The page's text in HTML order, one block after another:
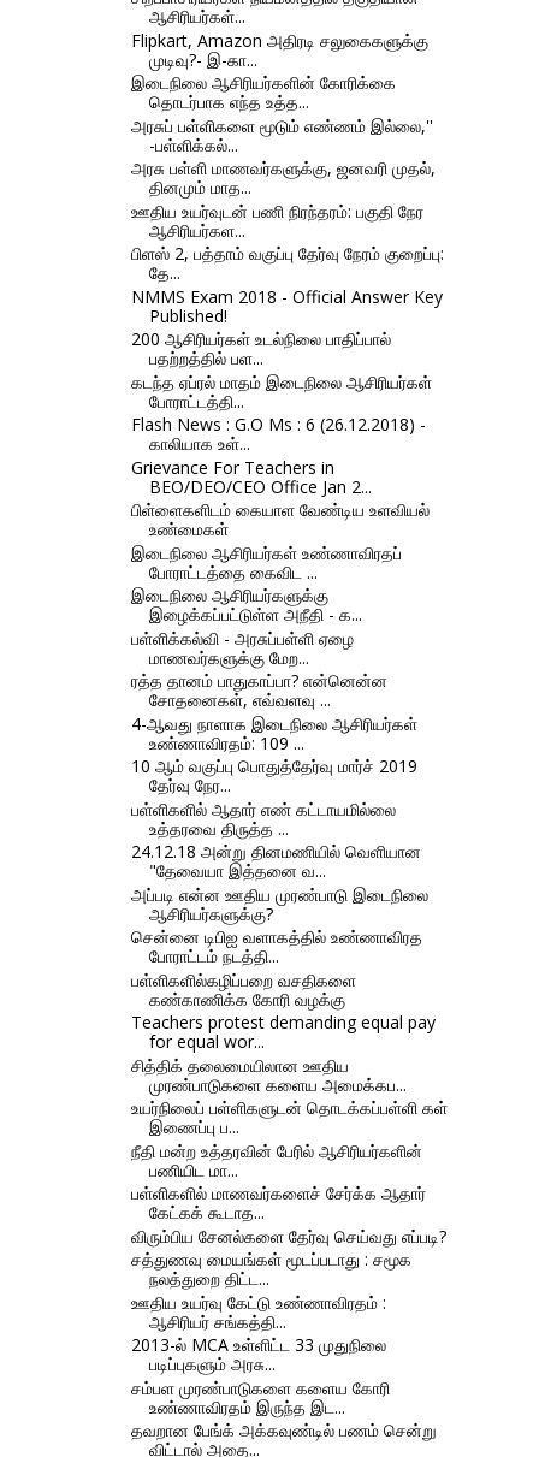
ஆசிரியர்கள்...
Flipkart, Amazon அதிரடி சலுகைகளுக்கு
முடிவு?- இ-கா...
இடைநிலை ஆசிரியர்களின் கோரிக்கை
தொடர்பாக எந்த உத்த...
அரசுப் பள்ளிகளை மூடும் எண்ணம் இல்லை,''
-பள்ளிக்கல்...
அரசு பள்ளி மாணவர்களுக்கு, ஜனவரி முதல்,
தினமும் மாத...
ஊதிய உயர்வுடன் பணி நிரந்தரம்: பகுதி நேர
ஆசிரியர்கள...
பிளஸ் 2, பத்தாம் வகுப்பு தேர்வு நேரம் குறைப்பு:
தே...
NMMS Exam 2018 - Official Answer Key
Published!
200 ஆசிரியர்கள் உடல்நிலை பாதிப்பால்
பதற்றத்தில் பள...
கடந்த ஏப்ரல் மாதம் இடைநிலை ஆசிரியர்கள்
போராட்டத்தி...
Flash News : G.O Ms : 6 (26.12.2018) -
காலியாக உள்...
Grievance For Teachers in
BEO/DEO/CEO Office Jan 2...
பிள்ளைகளிடம் கையாள வேண்டிய உளவியல்
உண்மைகள்
இடைநிலை ஆசிரியர்கள் உண்ணாவிரதப்
போராட்டத்தை கைவிட ...
இடைநிலை ஆசிரியர்களுக்கு
இழைக்கப்பட்டுள்ள அநீதி - க...
பள்ளிக்கல்வி - அரசுப்பள்ளி ஏழை
மாணவர்களுக்கு மேற...
ரத்த தானம் பாதுகாப்பா? என்னென்ன
சோதனைகள், எவ்வளவு ...
4-ஆவது நாளாக இடைநிலை ஆசிரியர்கள்
உண்ணாவிரதம்: 109 ...
10 ஆம் வகுப்பு பொதுத்தேர்வு மார்ச் 2019
தேர்வு நேர...
பள்ளிகளில் ஆதார் எண் கட்டாயமில்லை
உத்தரவை திருத்த ...
24.12.18 அன்று தினமணியில் வெளியான
"தேவையா இத்தனை வ...
அப்படி என்ன ஊதிய முரண்பாடு இடைநிலை
ஆசிரியர்களுக்கு?
சென்னை டிபிஐ வளாகத்தில் உண்ணாவிரத
போராட்டம் நடத்தி...
பள்ளிகளில்கழிப்பறை வசதிகளை
கண்காணிக்க கோரி வழக்கு
Teachers protest demanding equal pay
for equal wor...
சித்திக் தலைமையிலான ஊதிய
முரண்பாடுகளை களைய அமைக்கப...
உயர்நிலைப் பள்ளிகளுடன் தொடக்கப்பள்ளி கள்
இணைப்பு ப...
நீதி மன்ற உத்தரவின் பேரில் ஆசிரியர்களின்
பணியிட மா...
பள்ளிகளில் மாணவர்களைச் சேர்க்க ஆதார்
கேட்கக் கூடாத...
விரும்பிய சேனல்களை தேர்வு செய்வது எப்படி?
சத்துணவு மையங்கள் மூடப்படாது : சமூக
நலத்துறை திட்ட...
ஊதிய உயர்வு கேட்டு உண்ணாவிரதம் :
ஆசிரியர் சங்கத்தி...
2013-ல் MCA உள்ளிட்ட 33 முதுநிலை
படிப்புகளும் அரசு...
சம்பள முரண்பாடுகளை களைய கோரி
உண்ணாவிரதம் இருந்த இட...
தவறான பேங்க் அக்கவுண்டில் பணம் சென்று
விட்டால் அதை...